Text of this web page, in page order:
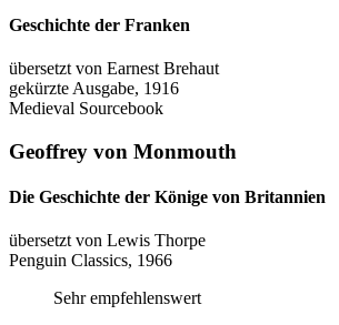
Geschichte der Franken
übersetzt von Earnest Brehaut
gekürzte Ausgabe, 1916
Medieval Sourcebook
Geoffrey von Monmouth
Die Geschichte der Könige von Britannien
übersetzt von Lewis Thorpe
Penguin Classics, 1966
Sehr empfehlenswert